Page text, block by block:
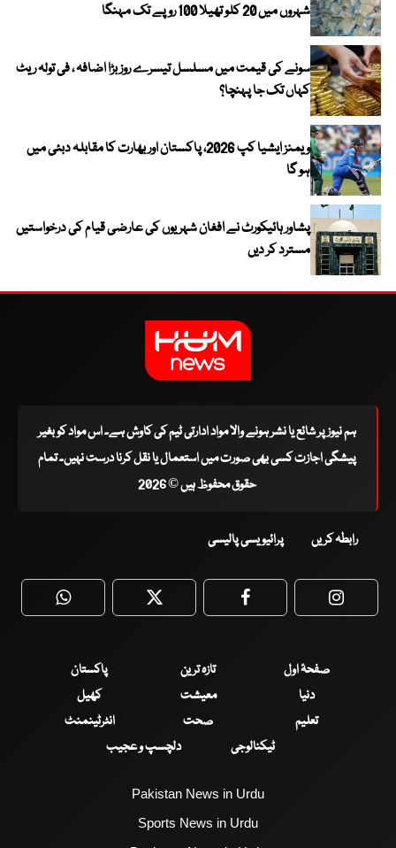
شہروں میں 20 کلو تھیلا 100 روپے تک مہنگا
سونے کی قیمت میں مسلسل تیسرے روز بڑا اضافہ ، فی تولہ ریٹ
کہاں تک جا پہنچا؟
ویمنز ایشیا کپ 2026، پاکستان اور بھارت کا مقابلہ دبئی میں
ہو گا
پشاور ہائیکورٹ نے افغان شہریوں کی عارضی قیام کی درخواستیں
مسترد کر دیں
ہم نیوز پر شائع یا نشر ہونے والا مواد ادارتی ٹیم کی کاوش ہے۔ اس مواد کو بغیر
پیشگی اجازت کسی بھی صورت میں استعمال یا نقل کرنا درست نہیں۔ تمام
حقوق محفوظ ہیں © 2026
رابطہ کریں پرائیویسی پالیسی
WhatsApp Twitter Facebook
صفحۂ اول تازہ ترین
پاکستان
دنیا
معیشت
کھیل
تعلیم
صحت
انٹرٹینمنٹ
ٹیکنالوجی
دلچسپ و عجیب
Pakistan News in Urdu
Sports News in Urdu